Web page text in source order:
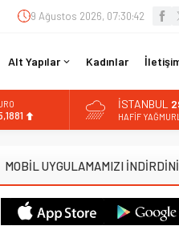
9 Ağustos 2026, 07:30:43
Alt Yapılar Kadınlar
İSTANBUL
HAFIF
MOBİL UYGULAMAMIZI